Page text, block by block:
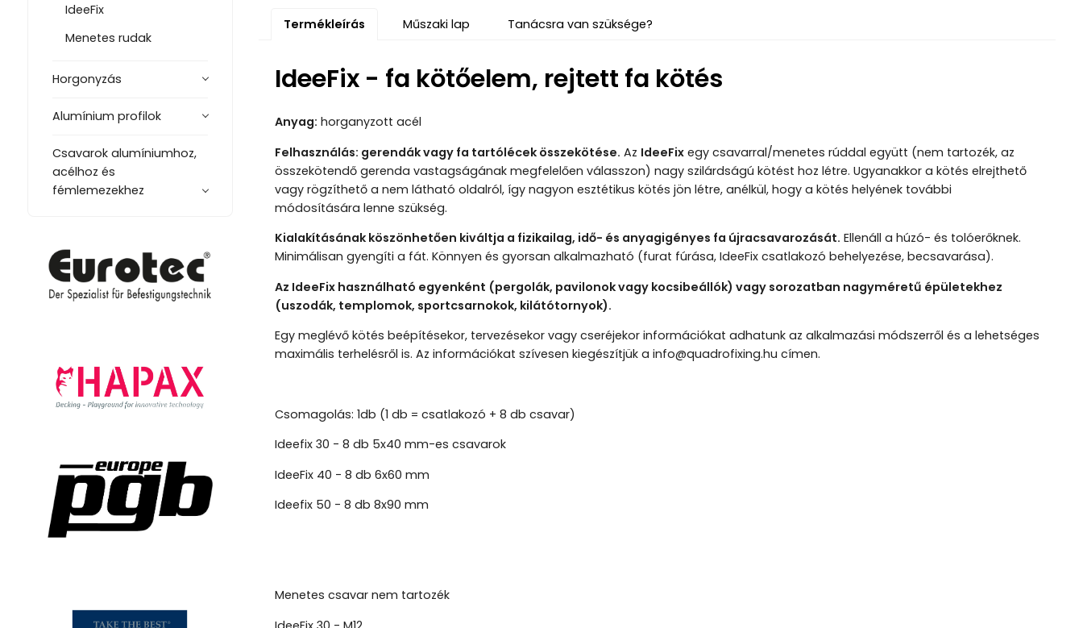
IdeeFix
Menetes rudak
Horgonyzás
Alumínium profilok
Csavarok alumíniumhoz,
acélhoz és
fémlemezekhez
Termékleírás Műszaki lap Tanácsra van szüksége?
IdeeFix - fa kötőelem, rejtett fa kötés
Anyag: horganyzott acél
Felhasználás: gerendák vagy fa tartólécek összekötése. Az IdeeFixegy csavarral/menetes rúddal együtt (nem tartozék, az
összekötendő gerenda vastagságának megfelelően válasszon) nagy szilárdságú kötést hoz létre. Ugyanakkor a kötés elrejthető
vagy rögzíthető a nem látható oldalról, így nagyon esztétikus kötés jön létre, anélkül, hogy a kötés helyének további
módosítására lenne szükség.
Kialakításának köszönhetően kiváltja a fizikailag, idő- és anyagigényes fa újracsavarozását. Ellenáll a húzó- és tolóerőknek.
Minimálisan gyengíti a fát. Könnyen és gyorsan alkalmazható (furat fúrása, IdeeFix csatlakozó behelyezése, becsavarása).
Az IdeeFix használható egyenként (pergolák, pavilonok vagy kocsibeállók) vagy sorozatban nagyméretű épületekhez
(uszodák, templomok, sportcsarnokok, kilátótornyok).
Egy meglévő kötés beépítésekor, tervezésekor vagy cseréjekor információkat adhatunk az alkalmazási módszerről és a lehetséges
maximális terhelésről is. Az információkat szívesen kiegészítjük a info@quadrofixing.hu címen.
Csomagolás: 1db (1 db = csatlakozó + 8 db csavar)
Ideefix 30 - 8 db 5x40 mm-es csavarok
IdeeFix 40 - 8 db 6x60 mm
Ideefix 50 - 8 db 8x90 mm
Menetes csavar nem tartozék